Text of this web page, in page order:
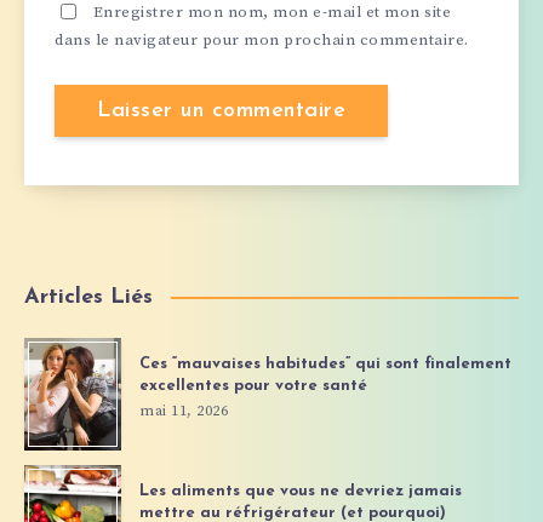
Enregistrer mon nom, mon e-mail et mon site
dans le navigateur pour mon prochain commentaire.
Articles Liés
Ces “mauvaises habitudes” qui sont finalement
excellentes pour votre santé
mai 11, 2026
Les aliments que vous ne devriez jamais
mettre au réfrigérateur (et pourquoi)